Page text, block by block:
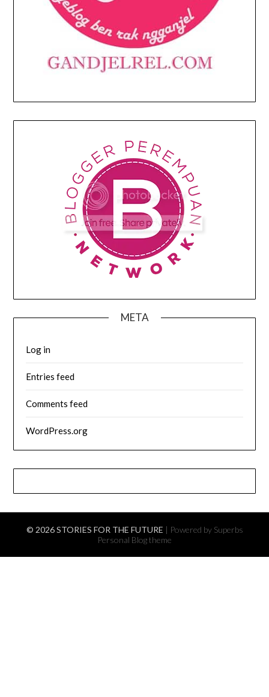
META
Log in
Entries feed
Comments feed
WordPress.org
© 2026 STORIES FOR THE FUTURE | Powered by Superbs
Personal Blog theme